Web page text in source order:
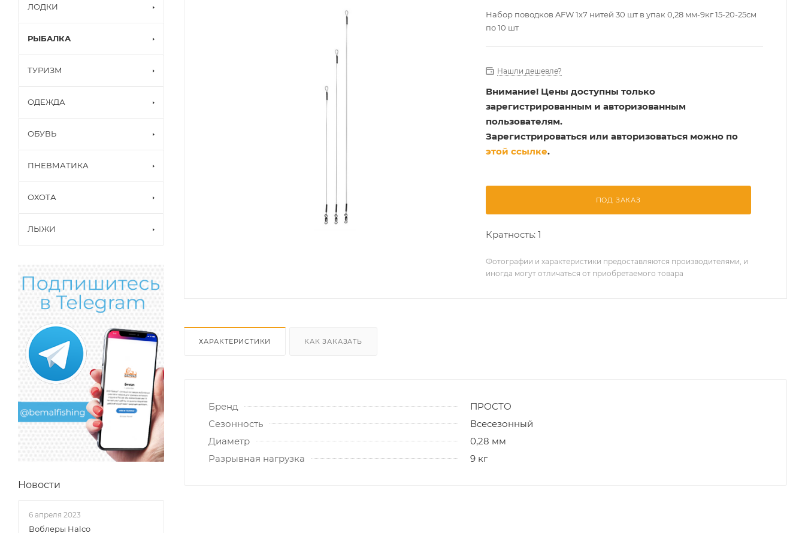
Набор поводков AFW 1x7 нитей 30 шт в упак 0,28 мм-9кг 15-20-25см
по 10 шт
Нашли дешевле?
Внимание! Цены доступны только
зарегистрированным и авторизованным
пользователям.
Зарегистрироваться или авторизоваться можно по
этой ссылке.
ПОД ЗАКАЗ
Кратность: 1
Фотографии и характеристики предоставляются производителями, и
иногда могут отличаться от приобретаемого товара
ХАРАКТЕРИСТИКИ КАК ЗАКАЗАТЬ
Бренд
ПРОСТО
Сезонность
Всесезонный
Диаметр
0,28 мм
Разрывная нагрузка
9 кг
ЛОДКИ
РЫБАЛКА
ТУРИЗМ
ОДЕЖДА
ОБУВЬ
ПНЕВМАТИКА
ОХОТА
ЛЫЖИ
Новости
6 апреля 2023
Воблеры Halco